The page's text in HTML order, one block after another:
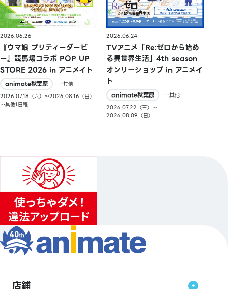
2026.06.26
『ウマ娘 プリティーダービ
ー』競馬場コラボ POP UP
STORE 2026 in アニメイト
animate秋葉原
…其他
2026.07.18（六）〜2026.08.16（日）
…其他1日程
2026.06.24
TVアニメ「Re:ゼロから始め
る異世界生活」4th season
オンリーショップ in アニメイ
ト
animate秋葉原
…其他
2026.07.22（三）〜
2026.08.09（日）
店鋪